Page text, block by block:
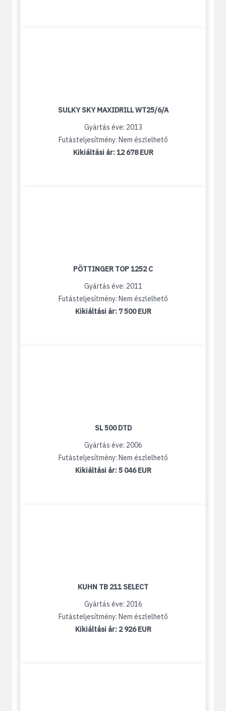
SULKY SKY MAXIDRILL WT25/6/A
Gyártás éve: 2013
Futásteljesítmény: Nem észlelhető
Kikiáltási ár:12 678 EUR
PÖTTINGER TOP 1252 C
Gyártás éve: 2011
Futásteljesítmény: Nem észlelhető
Kikiáltási ár: 7 500 EUR
SL 500 DTD
Gyártás éve: 2006
Futásteljesítmény: Nem észlelhető
Kikiáltási ár:5 046 EUR
KUHN TB 211 SELECT
Gyártás éve: 2016
Futásteljesítmény: Nem észlelhető
Kikiáltási ár: 2 926 EUR